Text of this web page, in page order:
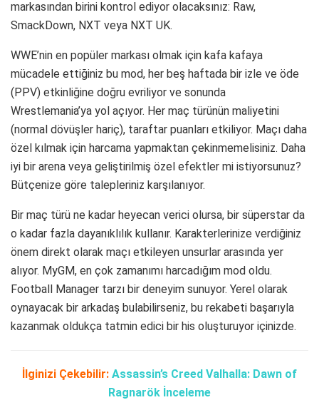
markasından birini kontrol ediyor olacaksınız: Raw,
SmackDown, NXT veya NXT UK.
WWE’nin en popüler markası olmak için kafa kafaya
mücadele ettiğiniz bu mod, her beş haftada bir izle ve öde
(PPV) etkinliğine doğru evriliyor ve sonunda
Wrestlemania’ya yol açıyor. Her maç türünün maliyetini
(normal dövüşler hariç), taraftar puanları etkiliyor. Maçı daha
özel kılmak için harcama yapmaktan çekinmemelisiniz. Daha
iyi bir arena veya geliştirilmiş özel efektler mi istiyorsunuz?
Bütçenize göre talepleriniz karşılanıyor.
Bir maç türü ne kadar heyecan verici olursa, bir süperstar da
o kadar fazla dayanıklılık kullanır. Karakterlerinize verdiğiniz
önem direkt olarak maçı etkileyen unsurlar arasında yer
alıyor. MyGM, en çok zamanımı harcadığım mod oldu.
Football Manager tarzı bir deneyim sunuyor. Yerel olarak
oynayacak bir arkadaş bulabilirseniz, bu rekabeti başarıyla
kazanmak oldukça tatmin edici bir his oluşturuyor içinizde.
İlginizi Çekebilir: Assassin’s Creed Valhalla: Dawn of
Ragnarök İnceleme